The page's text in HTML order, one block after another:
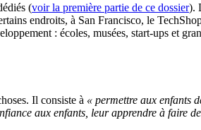
(voir la première partie de ce dossier).
endroits, à San Francisco, le
: écoles, musées, start-ups et
Il consiste à « permettre aux enfants
aux enfants, leur apprendre à faire